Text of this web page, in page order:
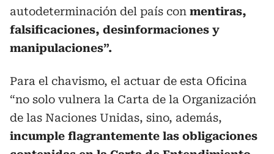
autodeterminación del país con mentiras,
falsificaciones, desinformaciones y
manipulaciones”.
Para el chavismo, el actuar de esta Oficina
“no solo vulnera la Carta de la Organización
de las Naciones Unidas, sino, además,
incumple flagrantemente las obligaciones